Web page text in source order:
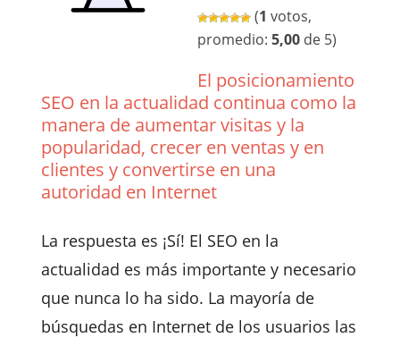
(1 votos,
promedio:5,00 de 5)
El posicionamiento
SEO en la actualidad continua como la
manera de aumentar visitas y la
popularidad, crecer en ventas y en
clientes y convertirse en una
autoridad en Internet
La respuesta es ¡Sí! El SEO en la
actualidad es más importante y necesario
que nunca lo ha sido. La mayoría de
búsquedas en Internet de los usuarios las